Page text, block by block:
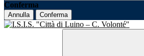
Conferma
Annulla Conferma